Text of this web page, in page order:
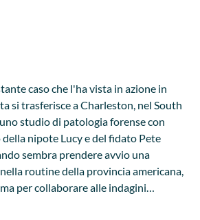
caso che l'ha vista in azione in
si trasferisce a Charleston, nel South
studio di patologia forense con
nipote Lucy e del fidato Pete
sembra prendere avvio una
routine della provincia americana,
per collaborare alle indagini